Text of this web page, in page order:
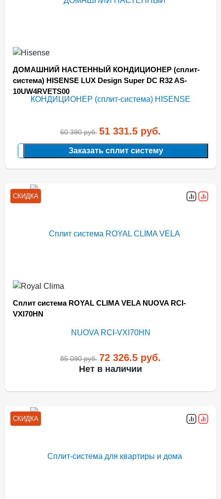
ДОМАШНИЙ НАСТЕННЫЙ КОНДИЦИОНЕР (сплит-
система) HISENSE LUX Design Super DC R32 AS-
10UW4RVETS00
60 390руб. 51 331.5 руб.
Заказать сплит систему
СКИДКА
Сплит система ROYAL CLIMA VELA NUOVA RCI-
VXI70HN
85 090руб. 72 326.5 руб.
Нет в наличии
СКИДКА